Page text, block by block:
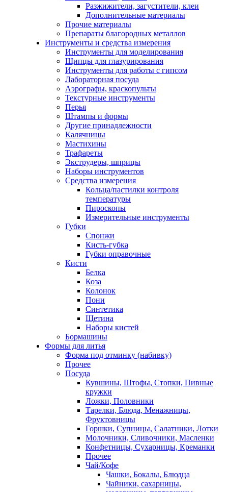
Разжижители, загустители, клеи
Дополнительные материалы
Прочие материалы
Препараты благородных металлов
Инструменты и средства измерения
Инструменты для моделирования
Щипцы для глазурирования
Инструменты для работы с гипсом
Лабораторная посуда
Аэрографы, краскопульты
Текстурные инструменты
Перья
Штампы и формы
Другие принадлежности
Калячницы
Мастихины
Трафареты
Экструдеры, шприцы
Наборы инструментов
Средства измерения
Кольца/пастилки контроля
температуры
Пироскопы
Измерительные инструменты
Губки
Спонжи
Кисть-губка
Губки оправочные
Кисти
Белка
Коза
Колонок
Пони
Синтетика
Щетина
Наборы кистей
Бормашины
Формы для литья
Форма под отминку (набивку)
Прочее
Посуда
Кувшины, Штофы, Стопки, Пивные
кружки
Ложки, Половники
Тарелки, Блюда, Менажницы,
Фруктовницы
Горшки, Супницы, Салатники, Лотки
Молочники, Сливочники, Масленки
Конфетницы, Сухарницы, Креманки
Прочее
Чай/Кофе
Чашки, Бокалы, Блюдца
Чайники, сахарницы,